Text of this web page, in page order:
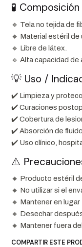
🧪 Composición
🔹 Tela no tejida de
🔹 Material estéril de
🔹 Libre de látex.
🔹 Alta capacidad de
💡 Uso /
✔️ Limpieza y
✔️ Curaciones
✔️ Cobertura de
✔️ Absorción de
✔️ Uso clínico,
⚠️
🔸 Producto estéril
🔸 No utilizar si el
🔸 Mantener en
🔸 Desechar
🔸 Mantener fuera
COMPARTIR ESTE